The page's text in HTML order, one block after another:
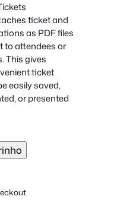
ticket and
as PDF files
to attendees or
This gives
ticket
easily saved,
or presented